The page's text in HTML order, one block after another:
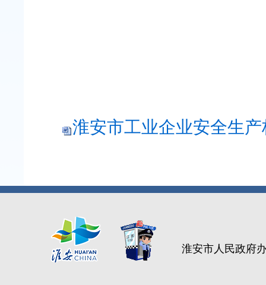
淮安市工业企业安全生
淮安市人民政府